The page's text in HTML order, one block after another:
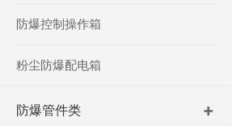
防爆控制操作箱
粉尘防爆配电箱
防爆管件类